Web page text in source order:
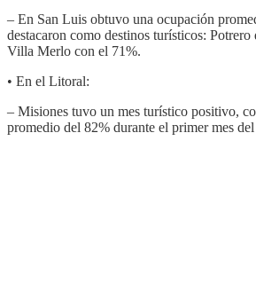
– En San Luis obtuvo una ocupación
destacaron como destinos turísticos:
Villa Merlo con el 71%.
• En el Litoral:
– Misiones tuvo un mes turístico positivo,
promedio del 82% durante el primer mes del